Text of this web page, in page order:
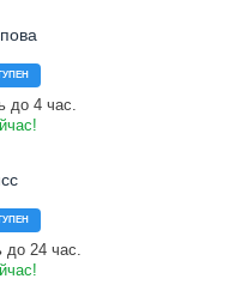
до 4 час.
до 24 час.